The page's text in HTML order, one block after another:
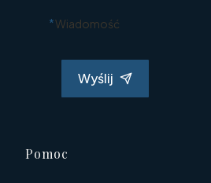
*Wiadomość
Wyślij
Linki w stopce
Pomoc